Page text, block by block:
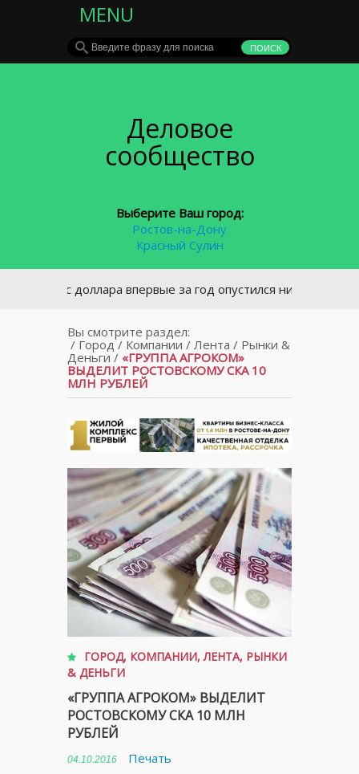
MENU
Деловое
сообщество
Выберите Ваш город:
Ростов-на-Дону
Красный Сулин
Курс доллара впервые за год опустился ниже 62 рублей
Вы смотрите раздел:
/ Город/ Компании / Лента / Рынки &
Деньги / «ГРУППА АГРОКОМ»
ВЫДЕЛИТ РОСТОВСКОМУ СКА 10
МЛН РУБЛЕЙ
ГОРОД, КОМПАНИИ,ЛЕНТА, РЫНКИ
& ДЕНЬГИ
«ГРУППА АГРОКОМ» ВЫДЕЛИТ
РОСТОВСКОМУ СКА 10 МЛН
РУБЛЕЙ
04.10.2016
Печать